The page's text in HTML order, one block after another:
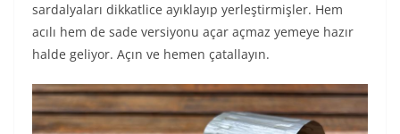
sardalyaları dikkatlice ayıklayıp yerleştirmişler. Hem
acılı hem de sade versiyonu açar açmaz yemeye hazır
halde geliyor. Açın ve hemen çatallayın.